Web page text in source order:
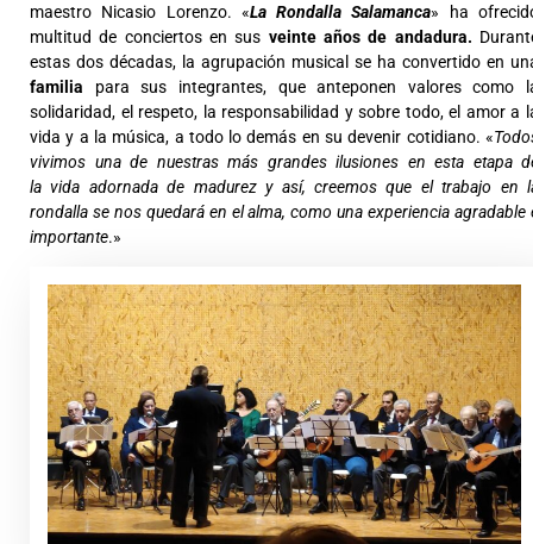
maestro Nicasio Lorenzo. «La Rondalla Salamanca» ha
multitud de conciertos en sus veinte años de andadura.
estas dos décadas, la agrupación musical se ha convertido en
familia para sus integrantes, que anteponen valores como
solidaridad, el respeto, la responsabilidad y sobre todo, el amor a
vida y a la música, a todo lo demás en su devenir cotidiano. «
vivimos una de nuestras más grandes ilusiones en esta etapa
la vida adornada de madurez y así, creemos que el trabajo en
rondalla se nos quedará en el alma, como una experiencia agradable
importante.»